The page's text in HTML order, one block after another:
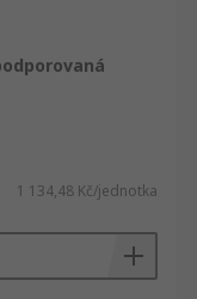
1 134,48 Kč/jednotka